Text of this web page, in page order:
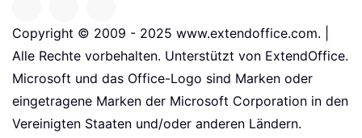
Copyright © 2009 - 2025 www.extendoffice.com. |
Alle Rechte vorbehalten. Unterstützt von ExtendOffice.
Microsoft und das Office-Logo sind Marken oder
eingetragene Marken der Microsoft Corporation in den
Vereinigten Staaten und/oder anderen Ländern.